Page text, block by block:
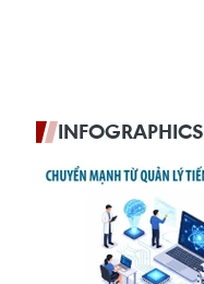
INFOGRAPHICS